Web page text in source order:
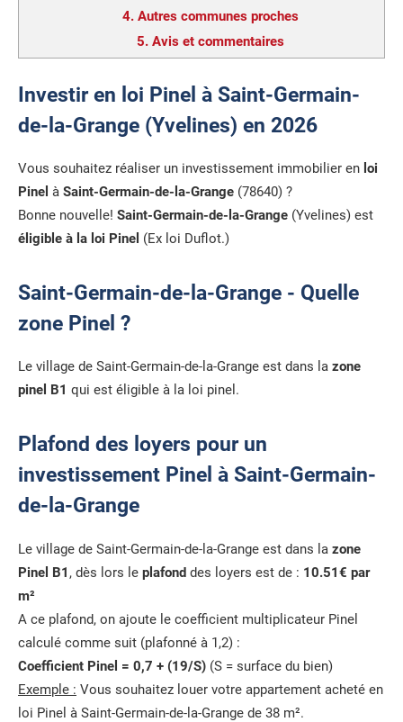
4. Autres communes proches
5. Avis et commentaires
Investir en loi Pinel à Saint-Germain-
de-la-Grange (Yvelines) en 2026
Vous souhaitez réaliser un investissement immobilier en loi
Pinel à Saint-Germain-de-la-Grange (78640) ?
Bonne nouvelle! Saint-Germain-de-la-Grange (Yvelines) est
éligible à la loi Pinel (Ex loi Duflot.)
Saint-Germain-de-la-Grange - Quelle
zone Pinel ?
Le village de Saint-Germain-de-la-Grange est dans la zone
pinel B1 qui est éligible à la loi pinel.
Plafond des loyers pour un
investissement Pinel à Saint-Germain-
de-la-Grange
Le village de Saint-Germain-de-la-Grange est dans la zone
Pinel B1 , dès lors le plafond des loyers est de : 10.51€ par
m²
A ce plafond, on ajoute le coefficient multiplicateur Pinel
calculé comme suit (plafonné à 1,2) :
Coefficient Pinel = 0,7 + (19/S) (S = surface du bien)
Exemple : Vous souhaitez louer votre appartement acheté en
loi Pinel à Saint-Germain-de-la-Grange de 38 m².